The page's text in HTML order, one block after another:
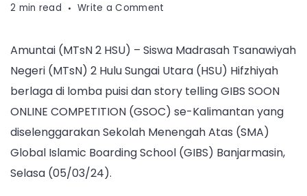
2 min read
Write a Comment
2
HSU
Berlaga
di
Puisi
dan
Amuntai (MTsN 2 HSU) – Siswa Madrasah Tsanawiyah
Negeri (MTsN) 2 Hulu Sungai Utara (HSU) Hifzhiyah
berlaga di lomba puisi dan story telling GIBS SOON
ONLINE COMPETITION (GSOC) se-Kalimantan yang
diselenggarakan Sekolah Menengah Atas (SMA)
Global Islamic Boarding School (GIBS) Banjarmasin,
Selasa (05/03/24).